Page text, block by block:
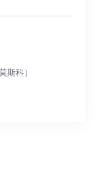
斯科）